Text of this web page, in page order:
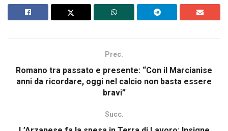
Prec.
Romano tra passato e presente: “Con il Marcianise
anni da ricordare, oggi nel calcio non basta essere
bravi”
Succ.